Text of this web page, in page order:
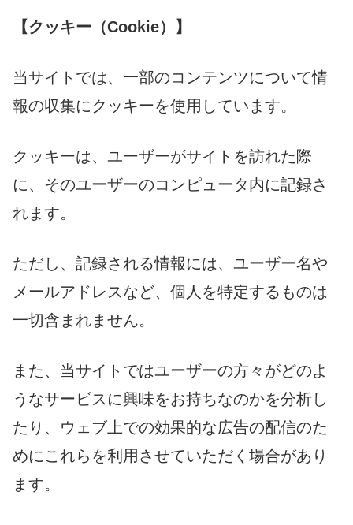
【クッキー（Cookie）】
当サイトでは、一部のコンテンツについて情
報の収集にクッキーを使用しています。
クッキーは、ユーザーがサイトを訪れた際
に、そのユーザーのコンピュータ内に記録さ
れます。
ただし、記録される情報には、ユーザー名や
メールアドレスなど、個人を特定するものは
一切含まれません。
また、当サイトではユーザーの方々がどのよ
うなサービスに興味をお持ちなのかを分析し
たり、ウェブ上での効果的な広告の配信のた
めにこれらを利用させていただく場合があり
ます。